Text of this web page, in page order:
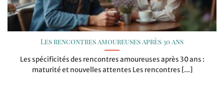
Les rencontres amoureuses après 30 ans
Les spécificités des rencontres amoureuses après 30 ans :
maturité et nouvelles attentes Les rencontres [...]